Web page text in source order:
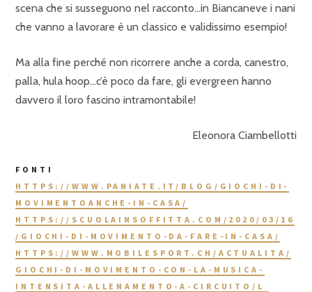
scena che si susseguono nel racconto…in Biancaneve i nani
che vanno a lavorare è un classico e validissimo esempio!
Ma alla fine perché non ricorrere anche a corda, canestro,
palla, hula hoop…c’è poco da fare, gli evergreen hanno
davvero il loro fascino intramontabile!
Eleonora Ciambellotti
FONTI
HTTPS://WWW.PANIATE.IT/BLOG/GIOCHI-DI-
MOVIMENTOANCHE-IN-CASA/
HTTPS://SCUOLAINSOFFITTA.COM/2020/03/16
/GIOCHI-DI-MOVIMENTO-DA-FARE-IN-CASA/
HTTPS://WWW.MOBILESPORT.CH/ACTUALITA/
GIOCHI-DI-MOVIMENTO-CON-LA-MUSICA-
INTENSITA-ALLENAMENTO-A-CIRCUITO/L